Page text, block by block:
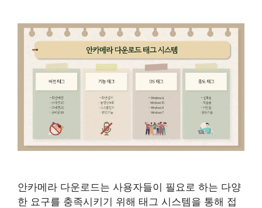
안카메라 다운로드는 사용자들이 필요로 하는 다양
한 요구를 충족시키기 위해 태그 시스템을 통해 접